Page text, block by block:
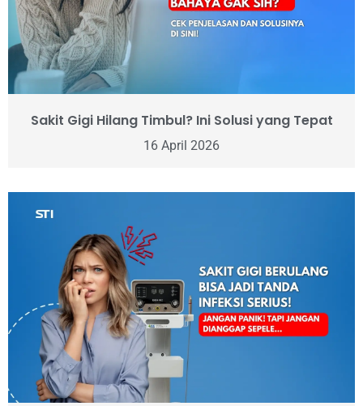
Sakit Gigi Hilang Timbul? Ini Solusi yang Tepat
16 April 2026